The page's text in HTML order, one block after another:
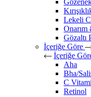
Lekeli
Gözaltı
İçeriğe Göre
İçeriğe
Aha
Bha/
C
Retinol